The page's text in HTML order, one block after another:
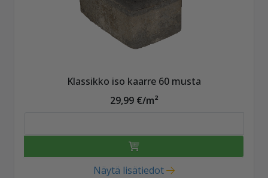
Klassikko iso kaarre 60 musta
29,99 €/m²
Näytä lisätiedot